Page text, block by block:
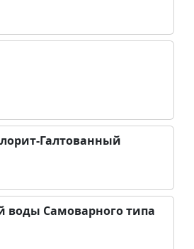
Галтованный
воды Самоварного типа